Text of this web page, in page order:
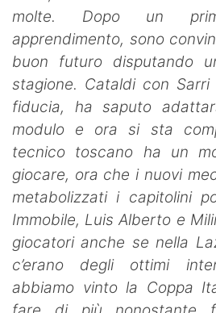
molte. Dopo un
apprendimento, sono
buon futuro disputando
stagione. Cataldi con
fiducia, ha saputo
modulo e ora si sta
tecnico toscano ha un
giocare, ora che i nuovi
metabolizzati i capitolini
Immobile, Luis Alberto e
giocatori anche se nella
c’erano degli ottimi
abbiamo vinto la Coppa